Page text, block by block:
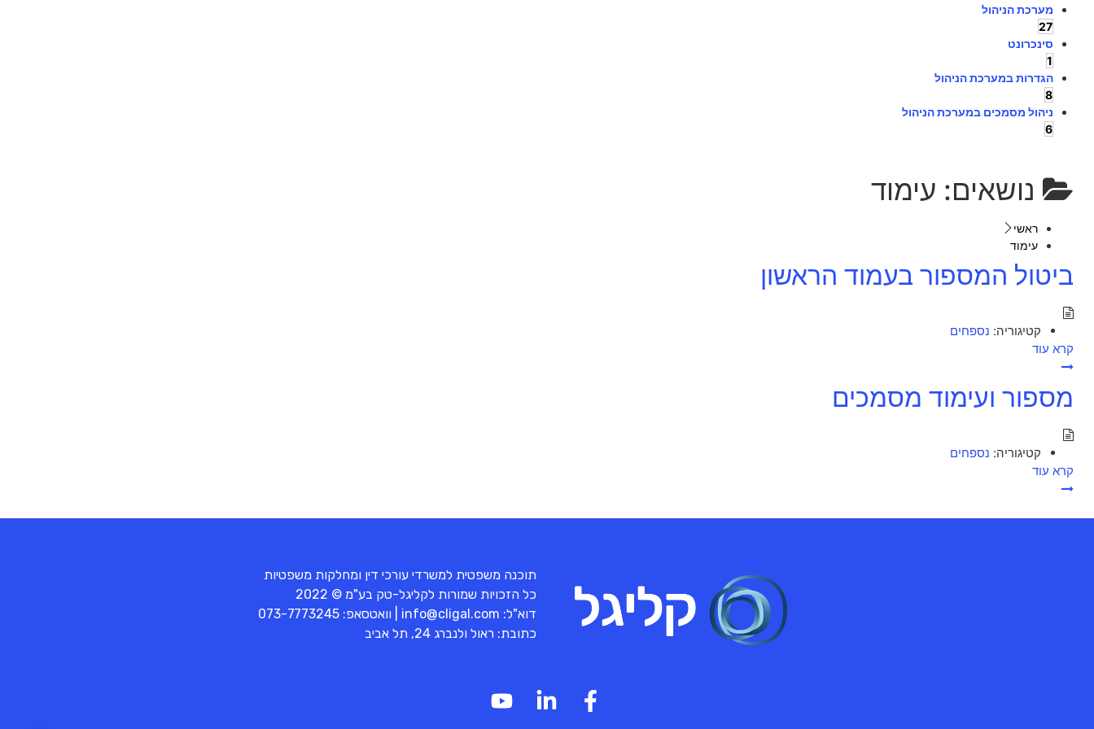
מערכת הניהול
27
סינכרונט
1
הגדרות במערכת הניהול
8
ניהול מסמכים במערכת הניהול
6
נושאים: עימוד
ראשי
עימוד
ביטול המספור בעמוד הראשון
קטיגוריה: נספחים
קרא עוד
מספור ועימוד מסמכים
קטיגוריה: נספחים
קרא עוד
תוכנה משפטית למשרדי עורכי דין ומחלקות משפטיות
כל הזכויות שמורות לקליגל-טק בע"מ © 2022
דוא"ל: info@cligal.com | וואטסאפ: 073-7773245
כתובת: ראול ולנברג 24, תל אביב